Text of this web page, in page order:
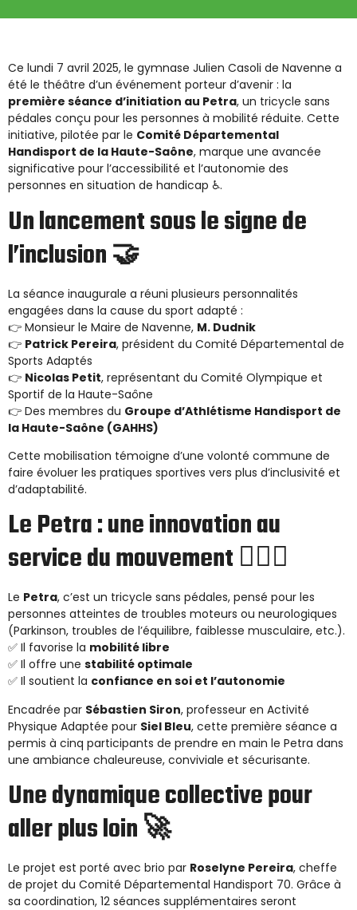
Ce lundi 7 avril 2025, le gymnase Julien Casoli de Navenne a
été le théâtre d’un événement porteur d’avenir : la
première séance d’initiation au Petra, un tricycle sans
pédales conçu pour les personnes à mobilité réduite. Cette
initiative, pilotée par le Comité Départemental
Handisport de la Haute-Saône, marque une avancée
significative pour l’accessibilité et l’autonomie des
personnes en situation de handicap ♿.
Un lancement sous le signe de
l’inclusion 🤝
La séance inaugurale a réuni plusieurs personnalités
engagées dans la cause du sport adapté :
👉 Monsieur le Maire de Navenne, M. Dudnik
👉 Patrick Pereira, président du Comité Départemental de
Sports Adaptés
👉 Nicolas Petit, représentant du Comité Olympique et
Sportif de la Haute-Saône
👉 Des membres du Groupe d’Athlétisme Handisport de
la Haute-Saône (GAHHS)
Cette mobilisation témoigne d’une volonté commune de
faire évoluer les pratiques sportives vers plus d’inclusivité et
d’adaptabilité.
Le Petra : une innovation au
service du mouvement 🚶‍♂️✨
Le Petra, c’est un tricycle sans pédales, pensé pour les
personnes atteintes de troubles moteurs ou neurologiques
(Parkinson, troubles de l’équilibre, faiblesse musculaire, etc.).
✅ Il favorise la mobilité libre
✅ Il offre une stabilité optimale
✅ Il soutient la confiance en soi et l’autonomie
Encadrée par Sébastien Siron, professeur en Activité
Physique Adaptée pour Siel Bleu, cette première séance a
permis à cinq participants de prendre en main le Petra dans
une ambiance chaleureuse, conviviale et sécurisante.
Une dynamique collective pour
aller plus loin 🚀
Le projet est porté avec brio par Roselyne Pereira, cheffe
de projet du Comité Départemental Handisport 70. Grâce à
sa coordination, 12 séances supplémentaires seront